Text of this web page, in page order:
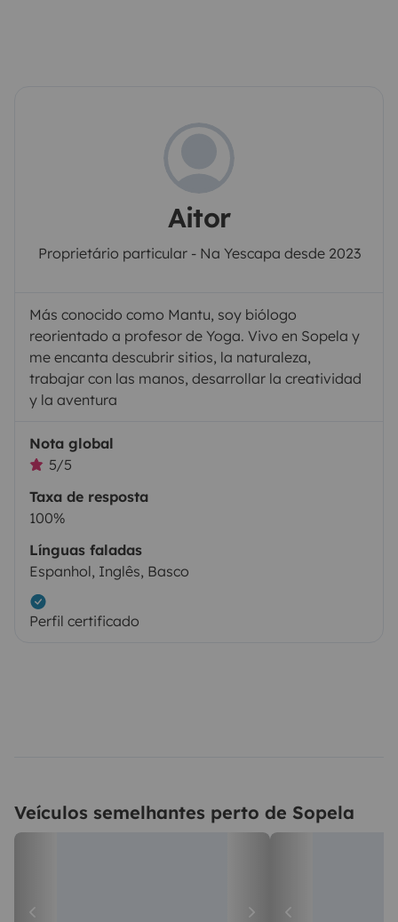
Aitor
Proprietário particular - Na Yescapa desde 2023
Más conocido como Mantu, soy biólogo
reorientado a profesor de Yoga. Vivo en Sopela y
me encanta descubrir sitios, la naturaleza,
trabajar con las manos, desarrollar la creatividad
y la aventura
Nota global
5/5
Taxa de resposta
100%
Línguas faladas
Espanhol, Inglês, Basco
Perfil certificado
Veículos semelhantes perto de Sopela